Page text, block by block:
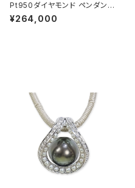
Pt950ダイヤモンド ペンダント
トップ
¥264,000